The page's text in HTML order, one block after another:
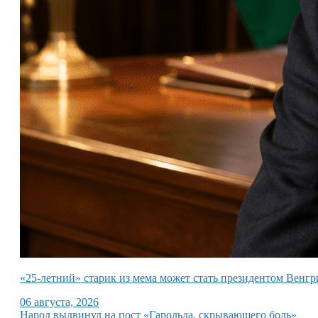
«25-летний» старик из мема может стать президентом
06 августа, 2026
Народ выдвинул на пост «Гарольда, скрывающего боль»